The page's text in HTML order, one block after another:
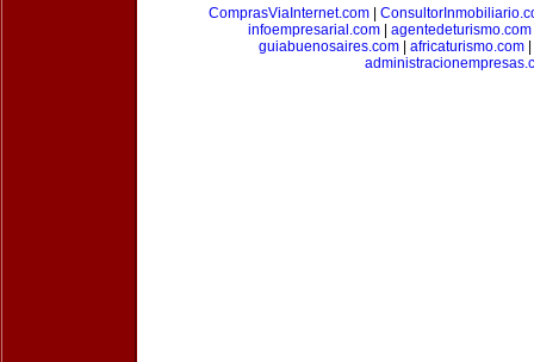
ComprasViaInternet.com
infoempresarial.com
agentedeturismo.com
guiabuenosaires.com
africaturismo.com